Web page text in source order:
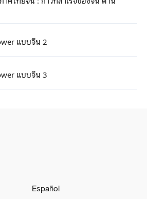
แบบจีน 2
แบบจีน 3
Español